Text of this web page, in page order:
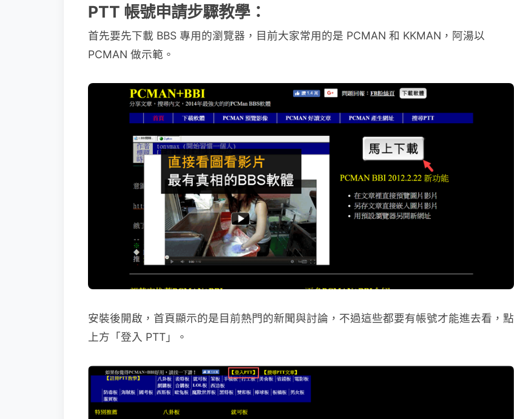
PTT 帳號申請步驟教學：
首先要先下載 BBS 專用的瀏覽器，目前大家常用的是 PCMAN 和 KKMAN，阿湯以
PCMAN 做示範。
安裝後開啟，首頁顯示的是目前熱門的新聞與討論，不過這些都要有帳號才能進去看，點
上方「登入 PTT」。